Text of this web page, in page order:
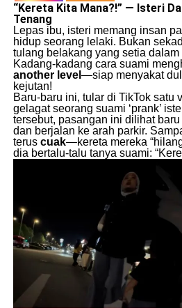
“Kereta Kita Mana?!” — Isteri
Tenang
Lepas ibu, isteri memang insan
hidup seorang lelaki. Bukan
tulang belakang yang setia
Kadang-kadang cara suami
another level —siap menyakat
kejutan!
Baru-baru ini, tular di TikTok satu
gelagat seorang suami ‘prank’
tersebut, pasangan ini dilihat
dan berjalan ke arah parkir.
terus cuak—kereta mereka
dia bertalu-talu tanya suami: